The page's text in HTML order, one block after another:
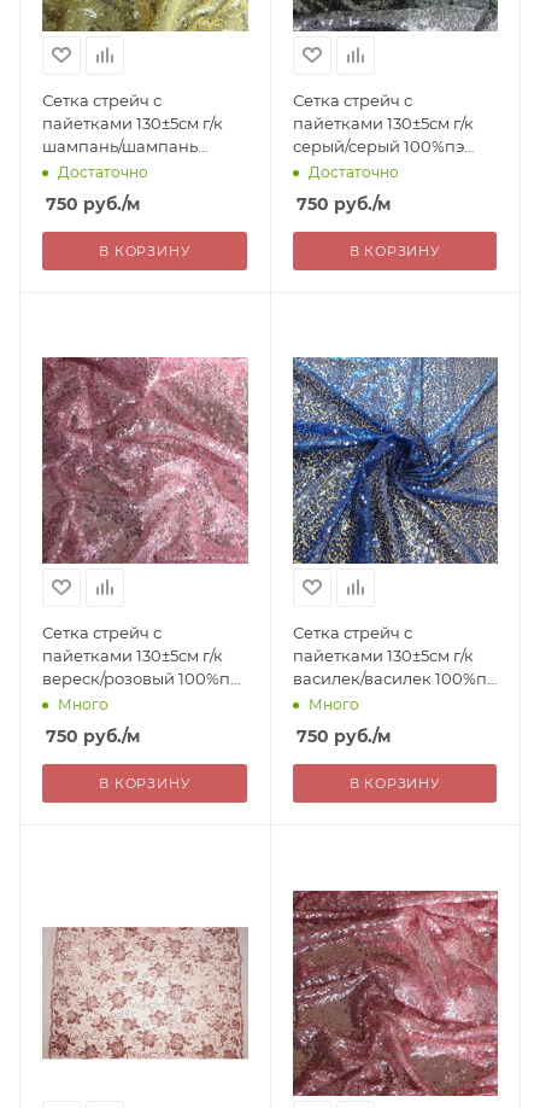
Сетка стрейч с
пайетками 130±5см г/к
шампань/шампань
100%пэ Китай 750=
Достаточно
750 руб./м
В КОРЗИНУ
Сетка стрейч с
пайетками 130±5см г/к
серый/серый 100%пэ
Китай 750= уценка
Достаточно
750 руб./м
В КОРЗИНУ
Сетка стрейч с
пайетками 130±5см г/к
вереск/розовый 100%пэ
Китай 750= уценка
Много
750 руб./м
В КОРЗИНУ
Сетка стрейч с
пайетками 130±5см г/к
василек/василек 100%пэ
Китай 750= уценка
Много
750 руб./м
В КОРЗИНУ